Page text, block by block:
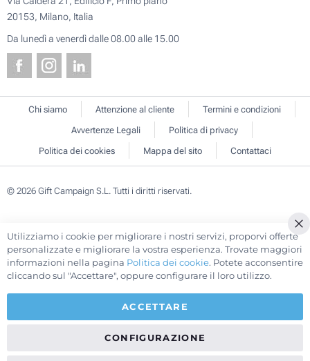
20153, Milano, Italia
Da lunedì a venerdì dalle 08.00 alle 15.00
Chi siamo Attenzione al cliente
Termini e condizioni
Avvertenze Legali
Politica di privacy
Politica dei cookies
Mappa del sito Contattaci
© 2026 Gift Campaign S.L. Tutti i diritti riservati.
Utilizziamo i cookie per migliorare i nostri servizi, proporvi offerte
personalizzate e migliorare la vostra esperienza. Trovate maggiori
informazioni nella pagina Politica dei cookie. Potete acconsentire
cliccando sul "Accettare", oppure configurare il loro utilizzo.
ACCETTARE
CONFIGURAZIONE